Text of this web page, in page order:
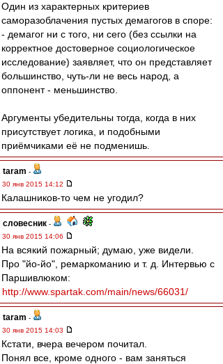
Один из характерных критериев
саморазоблачения пустых демагогов в споре:
- демагог ни с того, ни сего (без ссылки на
корректное достоверное социологическое
исследование) заявляет, что он представляет
большинство, чуть-ли не весь народ, а
оппонент - меньшинство.
Аргументы убедительны тогда, когда в них
присутствует логика, и подобными
приёмчиками её не подменишь.
taram -
30 янв 2015 14:12
Калашников-то чем не угодил?
словесник -
30 янв 2015 14:06
На всякий пожарный; думаю, уже видели.
Про "йо-йо", ремаркоманию и т. д. Интервью с
Паршивлюком:
http://www.spartak.com/main/news/66031/
taram -
30 янв 2015 14:03
Кстати, вчера вечером почитал.
Понял все, кроме одного - вам заняться